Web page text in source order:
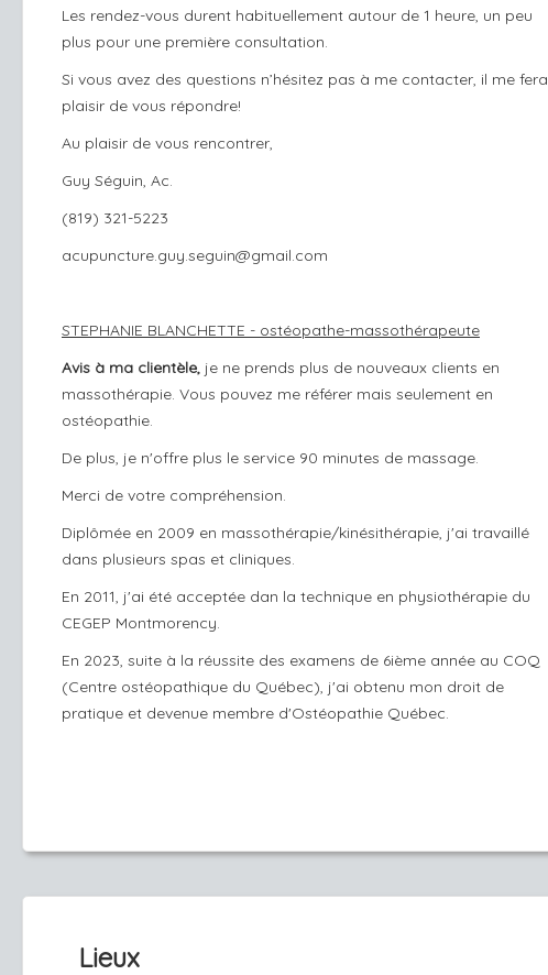
Les rendez-vous durent habituellement autour de 1 heure, un peu
plus pour une première consultation.
Si vous avez des questions n’hésitez pas à me contacter, il me fera
plaisir de vous répondre!
Au plaisir de vous rencontrer,
Guy Séguin, Ac.
(819) 321-5223
acupuncture.guy.seguin@gmail.com
STEPHANIE BLANCHETTE - ostéopathe-massothérapeute
Avis à ma clientèle, je ne prends plus de nouveaux clients en
massothérapie. Vous pouvez me référer mais seulement en
ostéopathie.
De plus, je n'offre plus le service 90 minutes de massage.
Merci de votre compréhension.
Diplômée en 2009 en massothérapie/kinésithérapie, j'ai travaillé
dans plusieurs spas et cliniques.
En 2011, j'ai été acceptée dan la technique en physiothérapie du
CEGEP Montmorency.
En 2023, suite à la réussite des examens de 6ième année au COQ
(Centre ostéopathique du Québec), j'ai obtenu mon droit de
pratique et devenue membre d'Ostéopathie Québec.
Lieux